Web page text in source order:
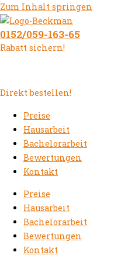
Zum Inhalt springen
0152/059-163-65
Rabatt sichern!
Direkt bestellen!
Preise
Hausarbeit
Bachelorarbeit
Bewertungen
Kontakt
Preise
Hausarbeit
Bachelorarbeit
Bewertungen
Kontakt